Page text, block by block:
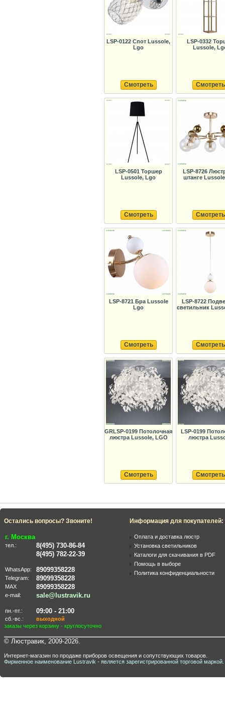
LSP-0122 Спот Lussole,
Lgo
Смотреть
LSP-0332
Lussole,
Смотреть
LSP-0501 Торшер
Lussole, Lgo
Смотреть
LSP-8726
штанге
Смотреть
LSP-8721 Бра Lussole
Lgo
Смотреть
LSP-8722
светильник
Смотреть
GRLSP-0199 Потолочная
люстра Lussole, LGO
Смотреть
LSP-0199
люстра
Смотреть
Остались вопросы? Звоните!
г. Москва
тел.:
8(495) 730-86-84
8(495) 782-22-39
WhatsApp: 89099358228
Telegram: 89099358228
MAX 89099358228
e-mail: sale@lustravik.ru
пн.-пт.: 09:00 - 21:00
сб.-вс.:
выходной
заказы через корзину - круглосуточно
Информация для покупателей:
Оплата и доставка люстр
Установка светильников
Каталоги для скачивания в PDF
Помощь в выборе
Политика конфиденциальности
© Люстравик, 2009-2026.
Интернет-магазин по продаже приборов освещения и сопутствующих товаров.
Фирменное наименование Lustravik - является зарегистрированной торговой